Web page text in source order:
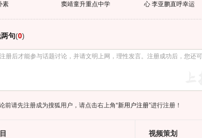
素
窦靖童升重点中学
心 李亚鹏直呼幸运
句(0)
前请先注册成为搜狐用户，请点击右上角“新用户注册”进行注册！
视频策划